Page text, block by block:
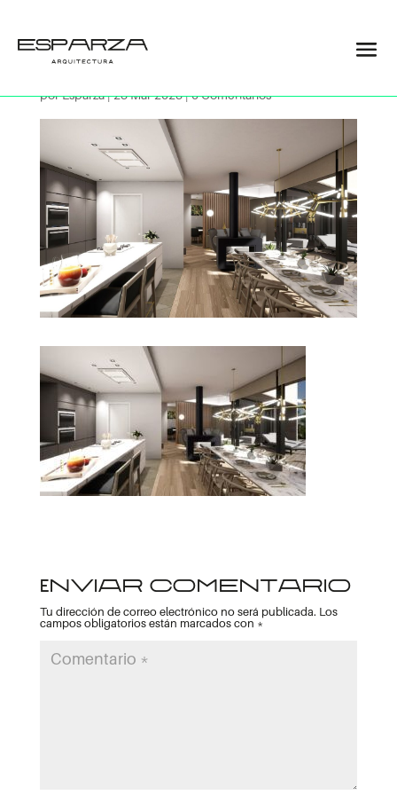
08
porEsparza|23 Mar 2023|0 Comentarios
Enviar comentario
Tu dirección de correo electrónico no será publicada. Los
campos obligatorios están marcados con *